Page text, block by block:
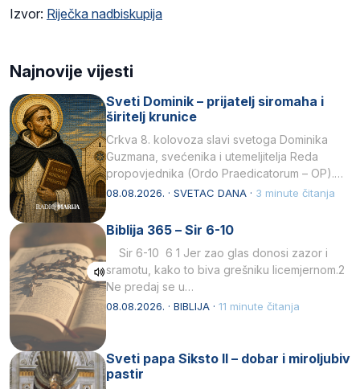
Izvor: Riječka nadbiskupija
Najnovije vijesti
Sveti Dominik – prijatelj siromaha i
širitelj krunice
Crkva 8. kolovoza slavi svetoga Dominika
Guzmana, svećenika i utemeljitelja Reda
propovjednika (Ordo Praedicatorum – OP).
Svojim životom, dubokom ljubavlju prema
08.08.2026. · SVETAC DANA · 3 minute čitanja
Biblija 365 – Sir 6-10
Sir 6-10 6 1 Jer zao glas donosi zazor i
sramotu, kako to biva grešniku licemjernom.2
Ne predaj se u…
08.08.2026. · BIBLIJA · 11 minute čitanja
Sveti papa Siksto II – dobar i miroljubiv
pastir